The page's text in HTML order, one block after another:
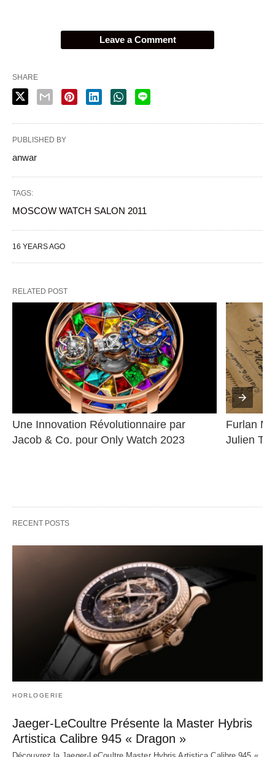
Leave a Comment
SHARE
PUBLISHED BY
anwar
TAGS:
MOSCOW WATCH SALON 2011
16 YEARS AGO
RELATED POST
Une Innovation Révolutionnaire par
Jacob & Co. pour Only Watch 2023
Furlan
Julien
RECENT POSTS
HORLOGERIE
Jaeger-LeCoultre Présente la Master Hybris
Artistica Calibre 945 « Dragon »